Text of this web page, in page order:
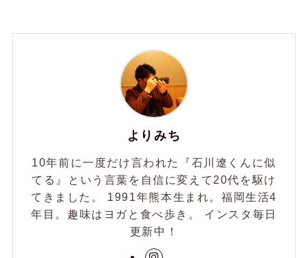
よりみち
10年前に一度だけ言われた『石川遼くんに似
てる』という言葉を自信に変えて20代を駆け
てきました。 1991年熊本生まれ。福岡生活4
年目。趣味はヨガと食べ歩き。 インスタ毎日
更新中！